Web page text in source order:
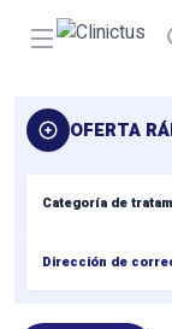
Open menu
OFERTA